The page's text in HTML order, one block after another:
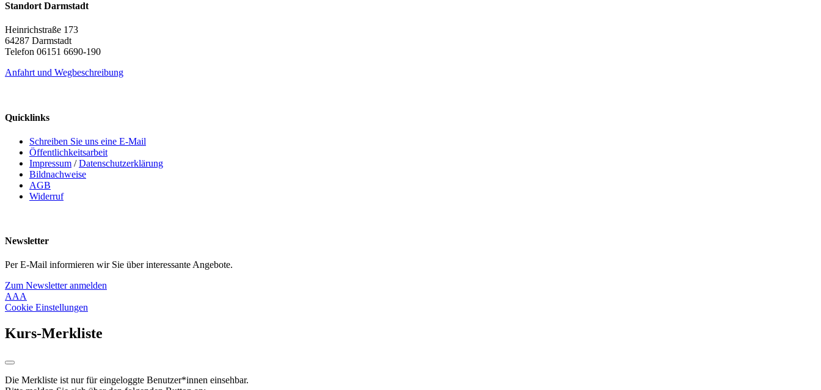
Standort Darmstadt
Heinrichstraße 173
64287 Darmstadt
Telefon 06151 6690-190
Anfahrt und Wegbeschreibung
Quicklinks
Schreiben Sie uns eine E-Mail
Öffentlichkeitsarbeit
Impressum /Datenschutzerklärung
Bildnachweise
AGB
Widerruf
Newsletter
Per E-Mail informieren wir Sie über interessante Angebote.
Zum Newsletter anmelden
AAA
Cookie Einstellungen
Kurs-Merkliste
Die Merkliste ist nur für eingeloggte Benutzer*innen einsehbar.